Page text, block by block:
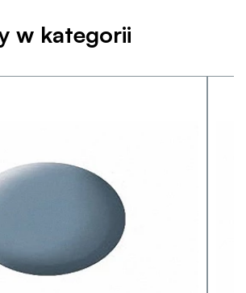
w kategorii